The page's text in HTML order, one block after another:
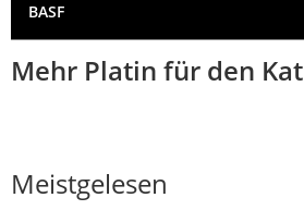
BASF
Mehr Platin für den Kat
Meistgelesen